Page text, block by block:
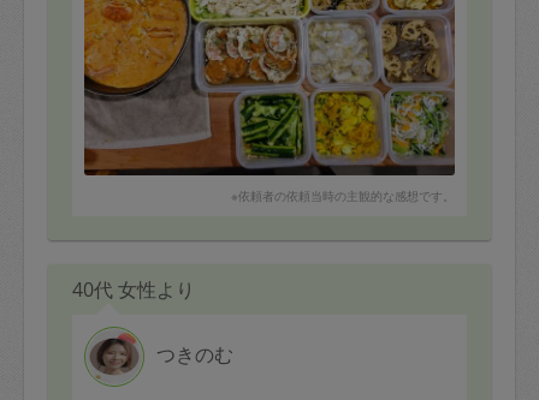
※依頼者の依頼当時の主観的な感想です。
40代 女性より
つきのむ